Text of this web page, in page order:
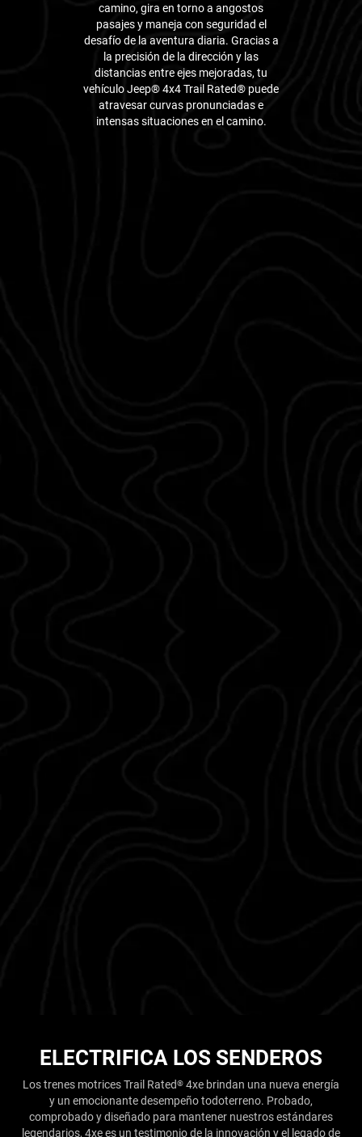
camino, gira en torno a angostos
pasajes y maneja con seguridad el
desafío de la aventura diaria. Gracias a
la precisión de la dirección y las
distancias entre ejes mejoradas, tu
vehículo Jeep® 4x4 Trail Rated® puede
atravesar curvas pronunciadas e
intensas situaciones en el camino.
ELECTRIFICA LOS SENDEROS
Los trenes motrices Trail Rated® 4xe brindan una nueva energía
y un emocionante desempeño todoterreno. Probado,
comprobado y diseñado para mantener nuestros estándares
legendarios, 4xe es un testimonio de la innovación y el legado de